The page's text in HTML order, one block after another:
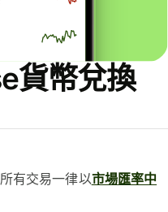
貨幣兌換
有交易一律以市場匯率中